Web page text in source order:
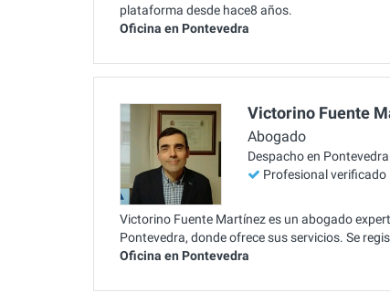
plataforma desde hace8 años.
Oficina en Pontevedra
Victorino Fuente
Abogado
Despacho en Pontevedra
Profesional verificado
Victorino Fuente Martínez es un abogado
Pontevedra, donde ofrece sus servicios. Se
Oficina en Pontevedra